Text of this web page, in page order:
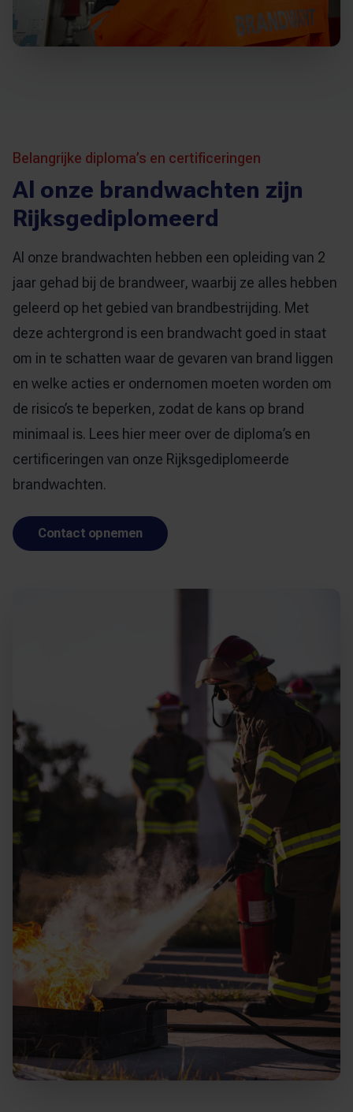
Belangrijke diploma’s en certificeringen
Al onze brandwachten zijn
Rijksgediplomeerd
Al onze brandwachten hebben een opleiding van 2
jaar gehad bij de brandweer, waarbij ze alles hebben
geleerd op het gebied van brandbestrijding. Met
deze achtergrond is een brandwacht goed in staat
om in te schatten waar de gevaren van brand liggen
en welke acties er ondernomen moeten worden om
de risico’s te beperken, zodat de kans op brand
minimaal is. Lees hier meer over de diploma’s en
certificeringen van onze Rijksgediplomeerde
brandwachten.
Contact opnemen